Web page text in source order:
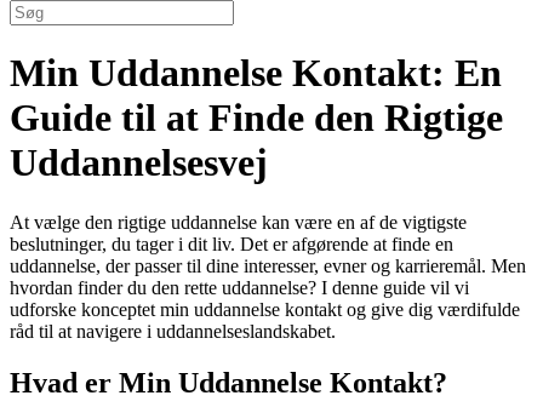
Min Uddannelse Kontakt: En
Guide til at Finde den Rigtige
Uddannelsesvej
At vælge den rigtige uddannelse kan være en af de vigtigste
beslutninger, du tager i dit liv. Det er afgørende at finde en
uddannelse, der passer til dine interesser, evner og karrieremål. Men
hvordan finder du den rette uddannelse? I denne guide vil vi
udforske konceptet min uddannelse kontakt og give dig værdifulde
råd til at navigere i uddannelseslandskabet.
Hvad er Min Uddannelse Kontakt?